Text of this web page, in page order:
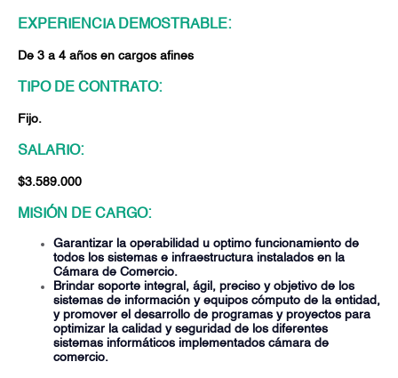
EXPERIENCIA DEMOSTRABLE:
De 3 a 4 años en cargos afines
TIPO DE CONTRATO:
Fijo.
SALARIO:
$3.589.000
MISIÓN DE CARGO:
Garantizar la operabilidad u optimo funcionamiento de
todos los sistemas e infraestructura instalados en la
Cámara de Comercio.
Brindar soporte integral, ágil, preciso y objetivo de los
sistemas de información y equipos cómputo de la entidad,
y promover el desarrollo de programas y proyectos para
optimizar la calidad y seguridad de los diferentes
sistemas informáticos implementados cámara de
comercio.